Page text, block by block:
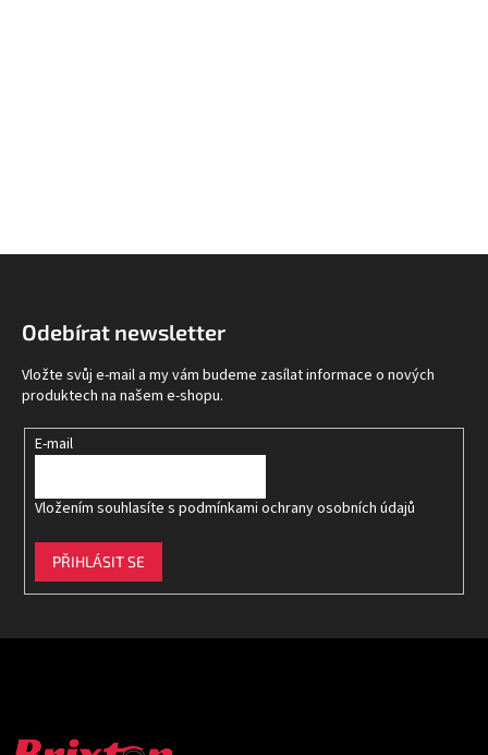
Odebírat newsletter
Vložte svůj e-mail a my vám budeme zasílat informace o nových
produktech na našem e-shopu.
E-mail
Vložením souhlasíte s podmínkami ochrany osobních údajů
PŘIHLÁSIT SE